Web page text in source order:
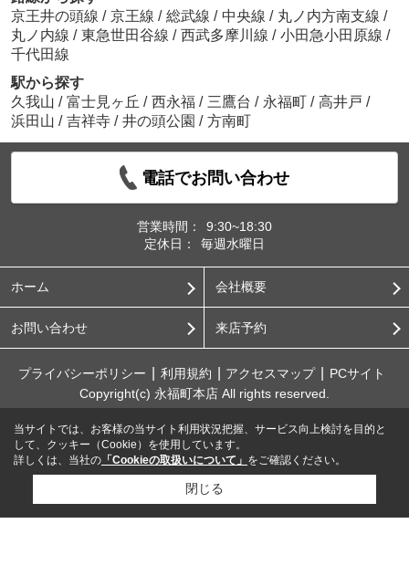
京王井の頭線 / 京王線 / 総武線 / 中央線 / 丸ノ内方南支線 /
丸ノ内線 / 東急世田谷線 / 西武多摩川線 / 小田急小田原線 /
千代田線
駅から探す
久我山 / 富士見ヶ丘 / 西永福 / 三鷹台 / 永福町 / 高井戸 /
浜田山 / 吉祥寺 / 井の頭公園 / 方南町
電話でお問い合わせ
営業時間：
9:30~18:30
定休日：
毎週水曜日
ホーム 会社概要
お問い合わせ 来店予約
プライバシーポリシー 利用規約 アクセスマップ
PCサイト
Copyright(c) 永福町本店 All rights reserved.
当サイトでは、お客様の当サイト利用状況把握、サービス向上検討を目的と
して、クッキー（Cookie）を使用しています。
詳しくは、当社の 「Cookieの取扱いについて」 をご確認ください。
閉じる